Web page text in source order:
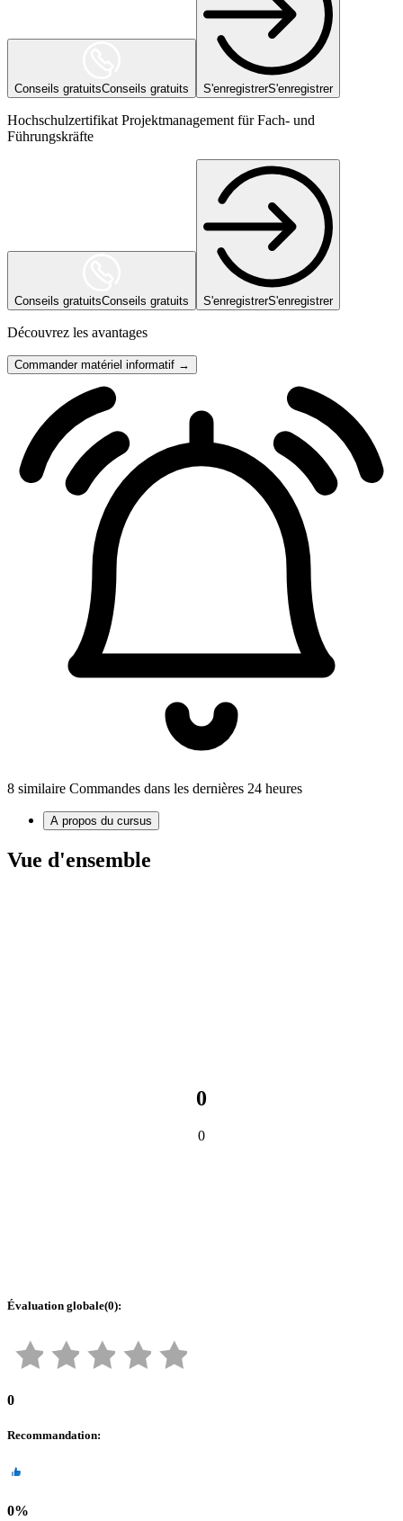
Conseils gratuitsConseils gratuits S'enregistrerS'enregistrer
Hochschulzertifikat Projektmanagement für Fach- und
Führungskräfte
Conseils gratuitsConseils gratuits S'enregistrerS'enregistrer
Découvrez les avantages
Commander matériel informatif →
8 similaire Commandes dans les dernières 24 heures
A propos du cursus
Vue d'ensemble
0
0
Évaluation globale(0):
0
Recommandation:
0%